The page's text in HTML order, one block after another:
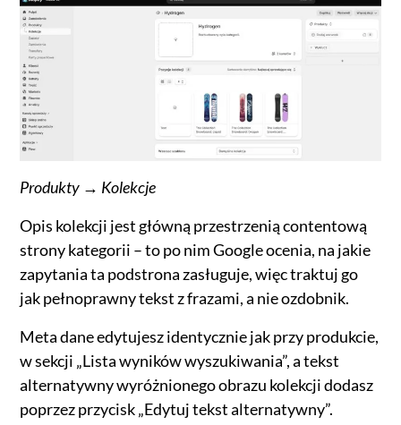
Produkty → Kolekcje
Opis kolekcji jest główną przestrzenią contentową
strony kategorii – to po nim Google ocenia, na jakie
zapytania ta podstrona zasługuje, więc traktuj go
jak pełnoprawny tekst z frazami, a nie ozdobnik.
Meta dane edytujesz identycznie jak przy produkcie,
w sekcji „Lista wyników wyszukiwania”, a tekst
alternatywny wyróżnionego obrazu kolekcji dodasz
poprzez przycisk „Edytuj tekst alternatywny”.